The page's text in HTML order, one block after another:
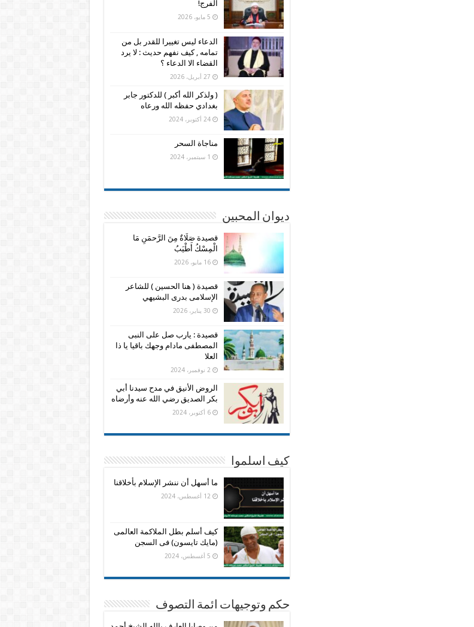
الفرج!
5 مايو، 2026
الدعاء ليس تغييرا للقدر بل من
تمامه , كيف نفهم حديث : لا يرد
القضاء الا الدعاء ؟
27 أبريل، 2026
( ولذكر الله أكبر ) للدكتور جابر
بغدادي حفظه الله ورعاه
24 أكتوبر، 2024
مناجاة السحر
1 سبتمبر، 2024
ديوان المحبين
قصيدة صَلَاةٌ مِنَ الرَّحمَنِ مَا
الْمِسْكُ أَطْيَبُ
16 مايو، 2026
قصيدة ( هنا الحسين ) للشاعر
الإسلامى بدرى البشيهي
30 يناير، 2026
قصيدة : يارب صل على النبى
المصطفى مادام وجهك باقيا يا ذا
العلا
2 نوفمبر، 2024
الروض الأنيق في مدح سيدنا أبي
بكر الصديق رضي الله عنه وأرضاه
6 أكتوبر، 2024
كيف اسلموا
ما أسهل أن ننشر الإسلام بأخلاقنا
12 أغسطس، 2024
كيف أسلم بطل الملاكمة العالمى
(مايك تايسون) فى السجن
5 أغسطس، 2024
حكم وتوجيهات ائمة التصوف